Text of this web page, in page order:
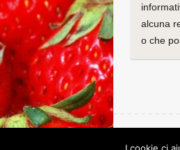
alcuna
o che